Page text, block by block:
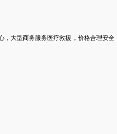
，大型商务服务医疗救援，价格合理安全